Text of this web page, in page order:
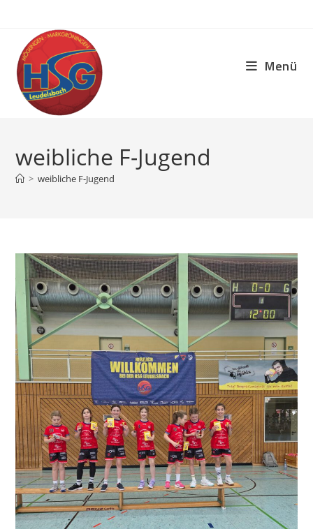
springen
Menü
weibliche F-Jugend
> weibliche F-Jugend